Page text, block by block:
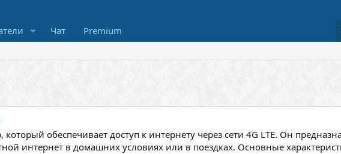
Чат Premium
обеспечивает доступ к интернету через сети 4G LTE. Он
интернет в домашних условиях или в поездках. Основные